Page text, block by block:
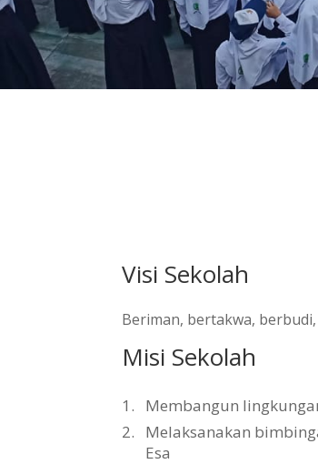
Visi Sekolah
Beriman, bertakwa,
Misi Sekolah
1.
Membangun
2.
Melaksanakan
Esa